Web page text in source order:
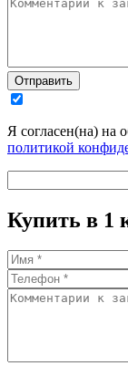
Отправить
Я согласен(на) на
политикой
Купить в 1